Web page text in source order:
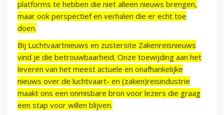
platforms te hebben die niet alleen nieuws brengen,
maar ook perspectief en verhalen die er echt toe
doen.
Bij Luchtvaartnieuws en zustersite Zakenreisnieuws
vind je die betrouwbaarheid. Onze toewijding aan het
leveren van het meest actuele en onafhankelijke
nieuws over de luchtvaart- en (zaken)reisindustrie
maakt ons een onmisbare bron voor lezers die graag
een stap voor willen blijven.